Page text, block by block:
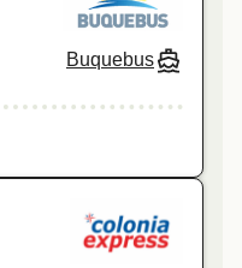
Buquebus